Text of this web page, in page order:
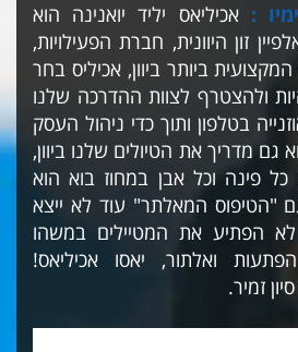
: אכיליאס יליד יואנינה הוא
זון היוונית, חברת הפעילויות,
ביותר ביוון, אכיליס בחר
ולהצטרף לצוות ההדרכה שלנו
בטלפון ותוך כדי ניהול העסק
גם מדריך את הטיולים שלנו ביוון,
פינה וכל אבן במחוז בוא הוא
"הטיפוס המאלתר" עוד לא ייצא
הפתיע את המטיילים במשהו
ואלתור, יאסו אכיליאס!
זמיר.